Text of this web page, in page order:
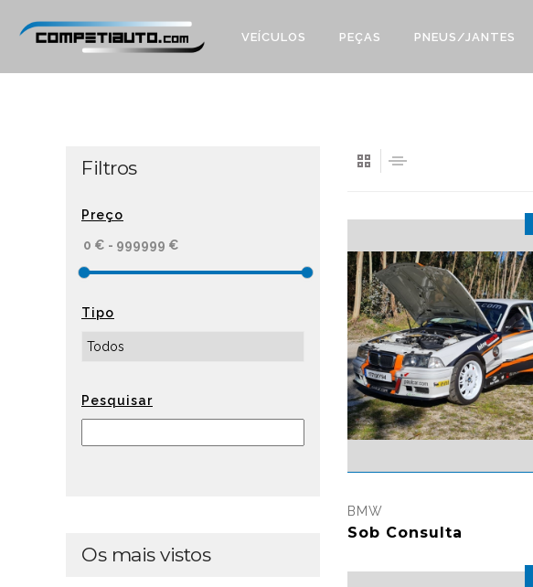
VEÍCULOS PEÇAS PNEUS/JANTES
Filtros
Preço
Tipo
Pesquisar
Os mais vistos
BMW
Sob Consulta